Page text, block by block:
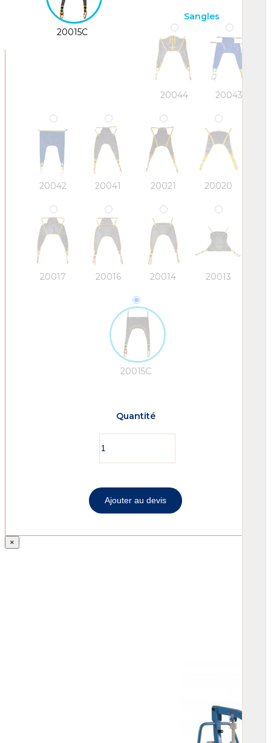
20015C
Sangles
20044 20043
20042 20041 20021 20020
20017 20016 20014 20013
20015C
Quantité
Ajouter au devis
×